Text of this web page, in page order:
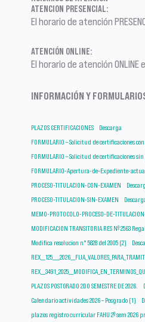
ATENCION PRESENCIAL:
El horario de atención
ATENCIÓN ONLINE:
El horario de atención
INFORMACIÓN Y
PLAZOS CERTIFICACIONES
Descarga
FORMULARIO – Solicitud de certificaciones
FORMULARIO – Solicitud de certificaciones
FORMULARIO-Apertura-de-Expediente-
PROCESO-TITULACION-CON-EXAMEN
PROCESO-TITULACION-SIN-EXAMEN
MEMO-PROTOCOLO-PROCESO-DE-
MODIFICACION TRANSITORIA RES Nº 2563
Modifica resolucion n° 5828 del 2005 (2)
PLAZOS POSTGRADO 2DO SEMESTRE DE 2026.
Calendario actividades 2026 – Posgrado (1)
plazos registro curricular FAHU 2º sem 2026